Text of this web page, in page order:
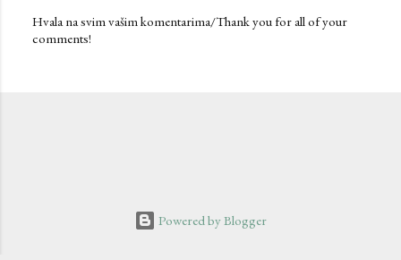
P
Hvala na svim vašim komentarima/Thank you for all of your
comments!
Powered by Blogger